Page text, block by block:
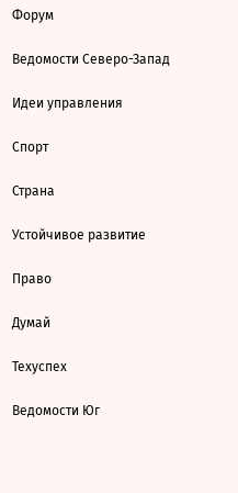
Форум
Ведомости Северо-Запад
Идеи управления
Спорт
Страна
Устойчивое развитие
Право
Думай
Техуспех
Ведомости Юг